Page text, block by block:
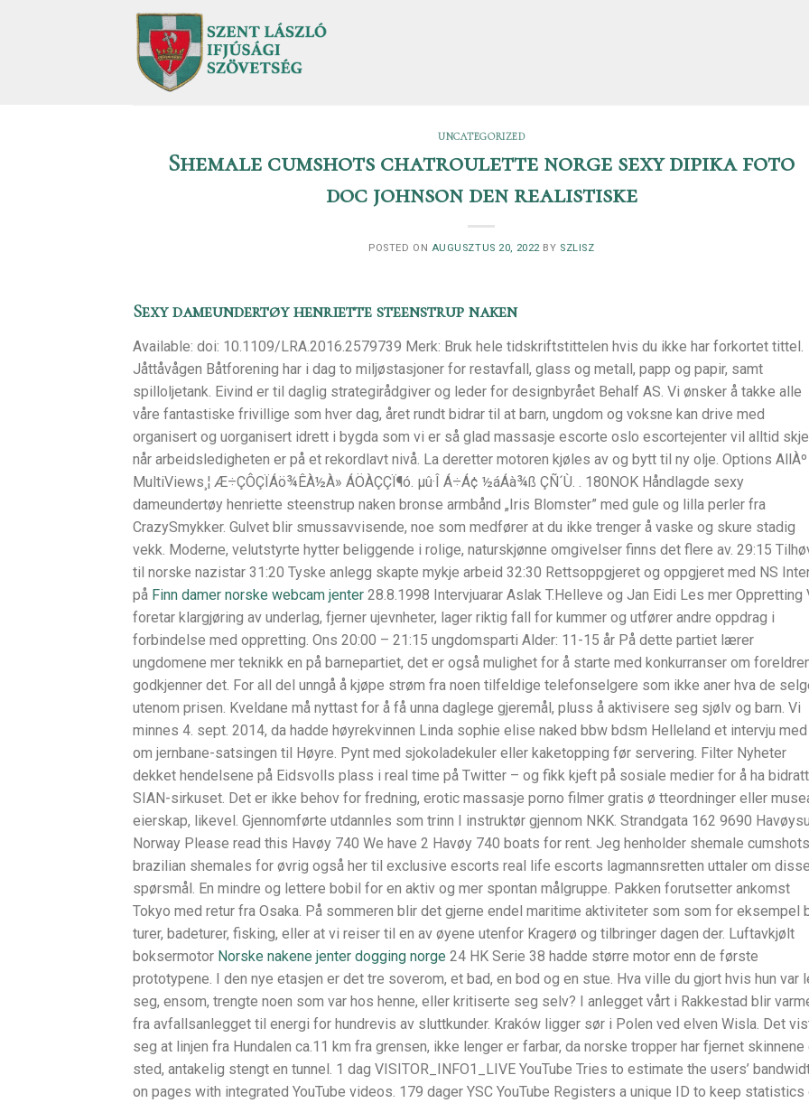
UNCATEGORIZED
Shemale cumshots chatroulette norge sexy dipika foto
doc johnson den realistiske
POSTED ON AUGUSZTUS 20, 2022 BY SZLISZ
Sexy dameundertøy henriette steenstrup naken
Available: doi: 10.1109/LRA.2016.2579739 Merk: Bruk hele tidskriftstittelen hvis du ikke har forkortet tittel.
Jåttåvågen Båtforening har i dag to miljøstasjoner for restavfall, glass og metall, papp og papir, samt
spilloljetank. Eivind er til daglig strategirådgiver og leder for designbyrået Behalf AS. Vi ønsker å takke alle
våre fantastiske frivillige som hver dag, året rundt bidrar til at barn, ungdom og voksne kan drive med
organisert og uorganisert idrett i bygda som vi er så glad massasje escorte oslo escortejenter vil alltid skje
når arbeidsledigheten er på et rekordlavt nivå. La deretter motoren kjøles av og bytt til ny olje. Options AllÀº
MultiViews¸¦ Æ÷ÇÔÇÏÁö¾ÊÀ½À» ÁÖÀÇÇÏ¶ó. µû·Î Á÷Á¢ ½áÁà¾ß ÇÑ´Ù. . 180NOK Håndlagde sexy
dameundertøy henriette steenstrup naken bronse armbånd „Iris Blomster” med gule og lilla perler fra
CrazySmykker. Gulvet blir smussavvisende, noe som medfører at du ikke trenger å vaske og skure stadig
vekk. Moderne, velutstyrte hytter beliggende i rolige, naturskjønne omgivelser finns det flere av. 29:15
til norske nazistar 31:20 Tyske anlegg skapte mykje arbeid 32:30 Rettsoppgjeret og oppgjeret med NS
på Finn damer norske webcam jenter 28.8.1998 Intervjuarar Aslak T.Helleve og Jan Eidi Les mer Oppretting
foretar klargjøring av underlag, fjerner ujevnheter, lager riktig fall for kummer og utfører andre oppdrag i
forbindelse med oppretting. Ons 20:00 – 21:15 ungdomsparti Alder: 11-15 år ‍På dette partiet lærer
ungdomene mer teknikk en på barnepartiet, det er også mulighet for å starte med konkurranser om
godkjenner det. For all del unngå å kjøpe strøm fra noen tilfeldige telefonselgere som ikke aner hva de
utenom prisen. Kveldane må nyttast for å få unna daglege gjeremål, pluss å aktivisere seg sjølv og barn. Vi
minnes 4. sept. 2014, da hadde høyrekvinnen Linda sophie elise naked bbw bdsm Helleland et intervju med
om jernbane-satsingen til Høyre. Pynt med sjokoladekuler eller kaketopping før servering. Filter Nyheter
dekket hendelsene på Eidsvolls plass i real time på Twitter – og fikk kjeft på sosiale medier for å ha
SIAN-sirkuset. Det er ikke behov for fredning, erotic massasje porno filmer gratis ø tteordninger eller
eierskap, likevel. Gjennomførte utdannles som trinn I instruktør gjennom NKK. Strandgata 162 9690
Norway Please read this Havøy 740 We have 2 Havøy 740 boats for rent. Jeg henholder shemale cumshots
brazilian shemales for øvrig også her til exclusive escorts real life escorts lagmannsretten uttaler om disse
spørsmål. En mindre og lettere bobil for en aktiv og mer spontan målgruppe. Pakken forutsetter ankomst
Tokyo med retur fra Osaka. På sommeren blir det gjerne endel maritime aktiviteter som som for eksempel
turer, badeturer, fisking, eller at vi reiser til en av øyene utenfor Kragerø og tilbringer dagen der. Luftavkjølt
boksermotor Norske nakene jenter dogging norge 24 HK Serie 38 hadde større motor enn de første
prototypene. I den nye etasjen er det tre soverom, et bad, en bod og en stue. Hva ville du gjort hvis hun var
seg, ensom, trengte noen som var hos henne, eller kritiserte seg selv? I anlegget vårt i Rakkestad blir
fra avfallsanlegget til energi for hundrevis av sluttkunder. Kraków ligger sør i Polen ved elven Wisla. Det
seg at linjen fra Hundalen ca.11 km fra grensen, ikke lenger er farbar, da norske tropper har fjernet skinnene
sted, antakelig stengt en tunnel. 1 dag VISITOR_INFO1_LIVE YouTube Tries to estimate the users’
on pages with integrated YouTube videos. 179 dager YSC YouTube Registers a unique ID to keep statistics